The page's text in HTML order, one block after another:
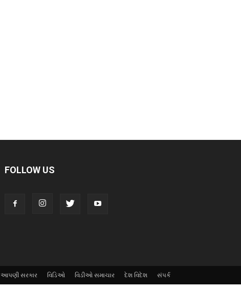
FOLLOW US
આપણી સરકાર વિડિઓ વિડીઓ સમાચાર દેશ વિદેશ સંપર્ક